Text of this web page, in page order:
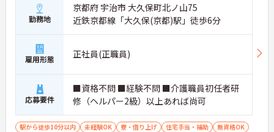
勤務地
京都府 宇治市 大久保町北ノ山75
近鉄京都線「大久保(京都)駅」徒歩6分
雇用形態 正社員(正職員)
応募要件
■資格不問 ■経験不問 ■介護職員初任者研
修（ヘルパー2級）以上あれば尚可
駅から徒歩10分以内 未経験OK 寮・借り上げ 住宅手当・補助
無資格OK